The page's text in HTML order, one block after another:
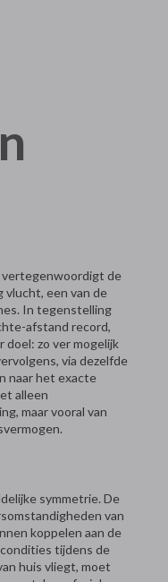
vertegenwoordigt de
een van de
In tegenstelling
afstand record,
doel: zo ver mogelijk
via dezelfde
naar het exacte
alleen
maar vooral van
symmetrie. De
van
koppelen aan de
tijdens de
huis vliegt, moet